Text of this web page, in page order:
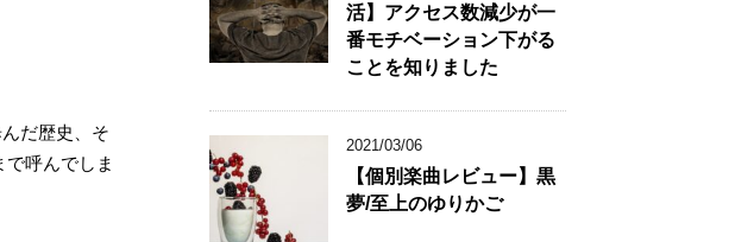
だ歴史、そ
呼んでしま
活】アクセス数減少が一
番モチベーション下がる
ことを知りました
2021/03/06
【個別楽曲レビュー】黒
夢/至上のゆりかご